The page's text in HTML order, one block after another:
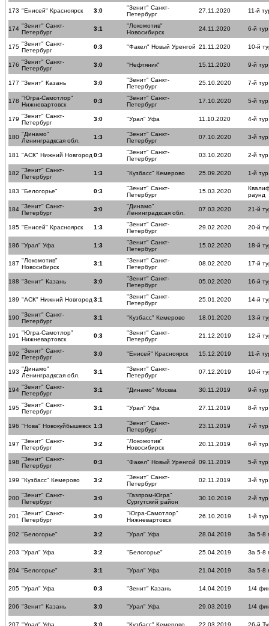
173 "Енисей" Красноярск 3:0
"Зенит" Санкт-
Петербург
27.11.2020 11-й
174 "Зенит" Санкт-
Петербург
3:1
"Локомотив"
Новосибирск
24.11.2020 6-й тур
175 "Зенит" Санкт-
Петербург
0:3 "Факел" Новый Уренгой 21.11.2020 10-й
176 "Зенит" Санкт-
Петербург
3:0 "Нефтяник" 15.11.2020 9-й тур
177 "Зенит" Казань 3:0
"Зенит" Санкт-
Петербург
25.10.2020 7-й тур
178 "Югра-Самотлор"
Нижневартовск
0:3
"Зенит" Санкт-
Петербург
17.10.2020 5-й тур
179 "Зенит" Санкт-
Петербург
3:0 "Урал" Уфа 11.10.2020 4-й тур
180 "Динамо"
Ленинградксая обл.
1:3
"Зенит" Санкт-
Петербург
07.10.2020 3-й тур
181 "АСК" Нижний Новгород 0:3
"Зенит" Санкт-
Петербург
03.10.2020 2-й тур
182 "Зенит" Санкт-
Петербург
1:3 "Кузбасс" Кемерово 25.09.2020 1-й тур
183 "Белогорье" 0:3
"Зенит" Санкт-
Петербург
15.03.2020
раунд
184 "Зенит" Санкт-
Петербург
3:0
"Динамо"
Ленинградксая обл.
07.03.2020 21-й
185 "Енисей" Красноярск 1:3
"Зенит" Санкт-
Петербург
29.02.2020 20-й
186 "Урал" Уфа 1:3
"Зенит" Санкт-
Петербург
15.02.2020 18-й
187 "Локомотив"
Новосибирск
3:1
"Зенит" Санкт-
Петербург
08.02.2020 17-й
188 "Зенит" Казань 3:0
"Зенит" Санкт-
Петербург
05.02.2020 16-й
189 "АСК" Нижний Новгород 3:1
"Зенит" Санкт-
Петербург
25.01.2020 14-й
190 "Зенит" Санкт-
Петербург
3:1 "Кузбасс" Кемерово 18.01.2020 13-й
191 "Югра-Самотлор"
Нижневартовск
0:3
"Зенит" Санкт-
Петербург
21.12.2019 12-й
192 "Зенит" Санкт-
Петербург
3:0 "Енисей" Красноярск 15.12.2019 11-й
193 "Динамо"
Ленинградксая обл.
3:1
"Зенит" Санкт-
Петербург
07.12.2019 10-й
194 "Зенит" Санкт-
Петербург
3:1 "Динамо" Москва 30.11.2019 9-й тур
195 "Зенит" Санкт-
Петербург
3:1 "Урал" Уфа 27.11.2019 8-й тур
196 "Нова" Новокуйбышевск 1:3
"Зенит" Санкт-
Петербург
23.11.2019 7-й тур
197 "Зенит" Санкт-
Петербург
3:2
"Локомотив"
Новосибирск
20.11.2019 6-й тур
198 "Зенит" Санкт-
Петербург
0:3 "Факел" Новый Уренгой 09.11.2019 5-й тур
199 "Кузбасс" Кемерово 3:2
"Зенит" Санкт-
Петербург
02.11.2019 3-й тур
200 "Зенит" Санкт-
Петербург
3:0
"Газпром-Югра"
Сургутский район
30.10.2019 2-й тур
201 "Зенит" Санкт-
Петербург
3:0
"Югра-Самотлор"
Нижневартовск
26.10.2019 1-й тур
202 "Белогорье" 3:2 "Урал" Уфа 28.04.2019 За 5-8
203 "Урал" Уфа 3:2 "Белогорье" 25.04.2019 За 5-8
204 "Белогорье" 3:1 "Урал" Уфа 21.04.2019 За 5-8
205 "Урал" Уфа 0:3 "Зенит" Казань 14.04.2019 1/4
206 "Зенит" Казань 3:0 "Урал" Уфа 29.03.2019 1/4
207 "Урал" Уфа 3:0 "Кузбасс" Кемерово 22.03.2019 26-й